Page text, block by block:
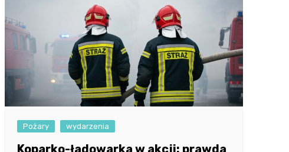
Pożary wydarzenia
Koparko-ładowarka w akcji: prawda